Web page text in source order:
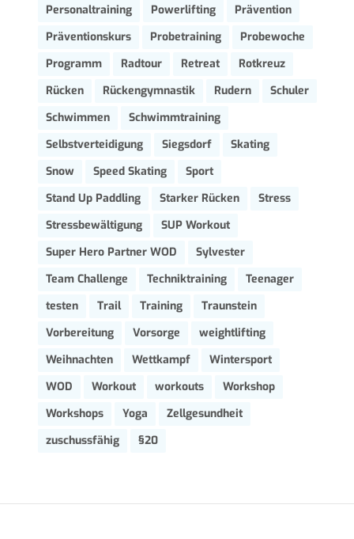
Personaltraining
Powerlifting
Prävention
Präventionskurs
Probetraining
Probewoche
Programm
Radtour Retreat
Rotkreuz
Rücken
Rückengymnastik Rudern
Schuler
Schwimmen
Schwimmtraining
Selbstverteidigung
Siegsdorf
Skating
Snow
Speed Skating
Sport
Stand Up Paddling
Starker Rücken
Stress
Stressbewältigung
SUP Workout
Super Hero Partner WOD
Sylvester
Team Challenge
Techniktraining
Teenager
testen
Trail Training
Traunstein
Vorbereitung
Vorsorge
weightlifting
Weihnachten
Wettkampf
Wintersport
WOD
Workout workouts
Workshop
Workshops
Yoga
Zellgesundheit
zuschussfähig
§20